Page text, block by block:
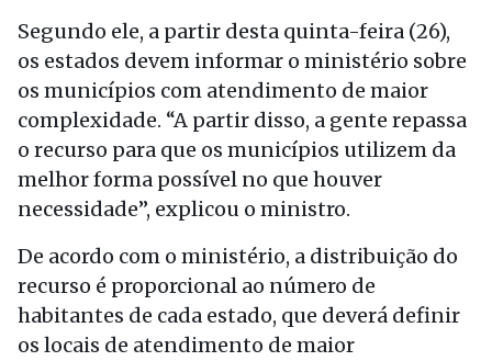
Segundo ele, a partir desta quinta-feira (26),
os estados devem informar o ministério sobre
os municípios com atendimento de maior
complexidade. “A partir disso, a gente repassa
o recurso para que os municípios utilizem da
melhor forma possível no que houver
necessidade”, explicou o ministro.
De acordo com o ministério, a distribuição do
recurso é proporcional ao número de
habitantes de cada estado, que deverá definir
os locais de atendimento de maior